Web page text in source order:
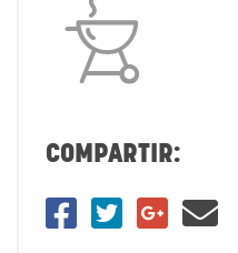
COMPARTIR: